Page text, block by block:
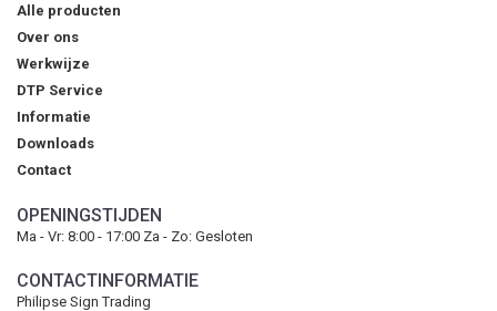
Alle producten
Over ons
Werkwijze
DTP Service
Informatie
Downloads
Contact
OPENINGSTIJDEN
Ma - Vr: 8:00 - 17:00 Za - Zo: Gesloten
CONTACTINFORMATIE
Philipse Sign Trading